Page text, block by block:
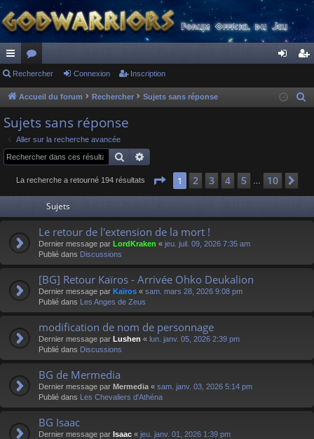
ac
co
ur
ci
s
or
u
s
ne cri
Rechercher Connexion Inscription
Accueil du forum Rechercher Sujets sans réponse
e
Sujets sans réponse
Aller sur la recherche avancée
Rechercher
La recherche a retourné 194 résultats Page 1sur 10
1 2 3 4 5 10
Sujets
Le retour de l'extension de la mort !
Dernier message par LordKraken « jeu. juil. 09, 2026 7:35 am
Publié dans Discussions
[BG] Retour Kaïros - Arrivée Ohko Deukalion
Dernier message par Kaïros « sam. mars 28, 2026 9:08 pm
Publié dans Les Anges de Zeus
modification de nom de personnage
Dernier message par Lushen « lun. janv. 05, 2026 2:39 pm
Publié dans Discussions
BG de Mermedia
Dernier message par Mermedia « sam. janv. 03, 2026 5:14 pm
Publié dans Les Chevaliers d'Athéna
BG Isaac
Dernier message par Isaac « jeu. janv. 01, 2026 1:39 pm